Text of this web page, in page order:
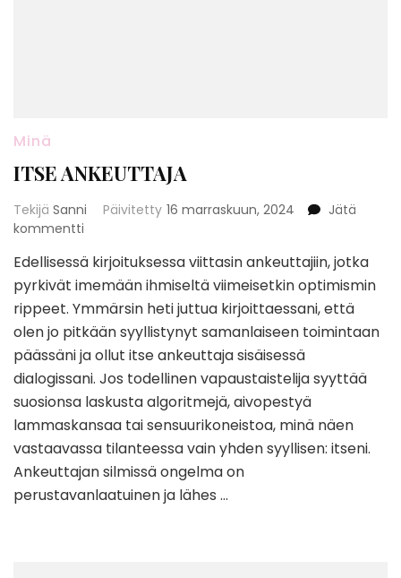
Minä
ITSE ANKEUTTAJA
Tekijä Sanni Päivitetty 16 marraskuun, 2024
Jätä
kommentti
ANKEUTTAJA
Edellisessä kirjoituksessa viittasin ankeuttajiin, jotka
pyrkivät imemään ihmiseltä viimeisetkin optimismin
rippeet. Ymmärsin heti juttua kirjoittaessani, että
olen jo pitkään syyllistynyt samanlaiseen toimintaan
päässäni ja ollut itse ankeuttaja sisäisessä
dialogissani. Jos todellinen vapaustaistelija syyttää
suosionsa laskusta algoritmejä, aivopestyä
lammaskansaa tai sensuurikoneistoa, minä näen
vastaavassa tilanteessa vain yhden syyllisen: itseni.
Ankeuttajan silmissä ongelma on
perustavanlaatuinen ja lähes …